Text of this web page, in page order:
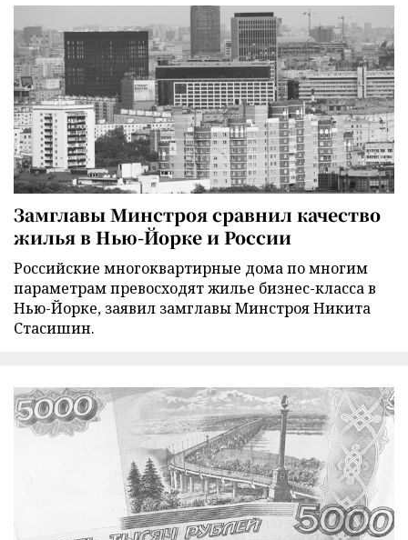
Замглавы Минстроя сравнил качество
жилья в Нью-Йорке и России
Российские многоквартирные дома по многим
параметрам превосходят жилье бизнес-класса в
Нью-Йорке, заявил замглавы Минстроя Никита
Стасишин.